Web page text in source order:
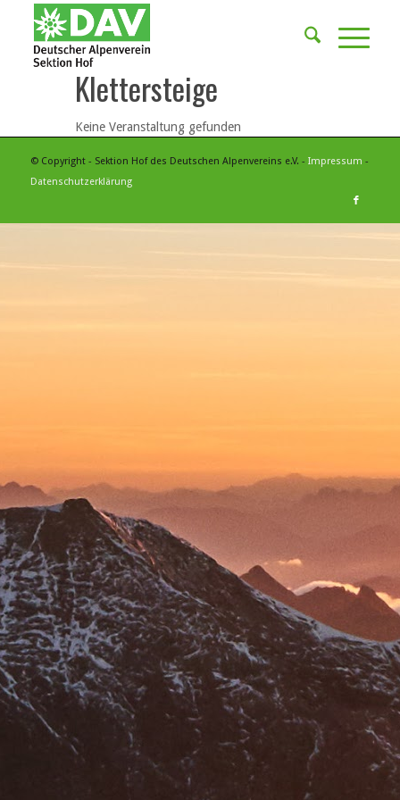
Klettersteige
Keine Veranstaltung gefunden
© Copyright - Sektion Hof des Deutschen Alpenvereins e.V. - Impressum -
Datenschutzerklärung